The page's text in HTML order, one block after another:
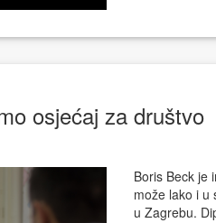
osjećaj za društvo
Boris Beck je
može lako i u
u Zagrebu.